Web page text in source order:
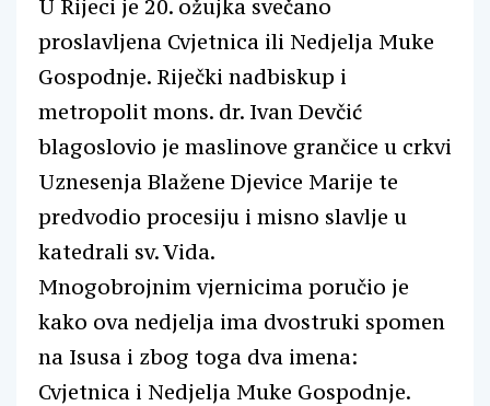
U Rijeci je 20. ožujka svečano
proslavljena Cvjetnica ili Nedjelja Muke
Gospodnje. Riječki nadbiskup i
metropolit mons. dr. Ivan Devčić
blagoslovio je maslinove grančice u crkvi
Uznesenja Blažene Djevice Marije te
predvodio procesiju i misno slavlje u
katedrali sv. Vida.
Mnogobrojnim vjernicima poručio je
kako ova nedjelja ima dvostruki spomen
na Isusa i zbog toga dva imena:
Cvjetnica i Nedjelja Muke Gospodnje.